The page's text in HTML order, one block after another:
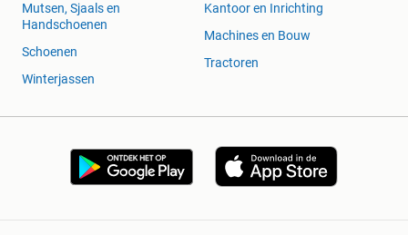
Mutsen, Sjaals en
Handschoenen
Schoenen
Winterjassen
Kantoor en Inrichting
Machines en Bouw
Tractoren